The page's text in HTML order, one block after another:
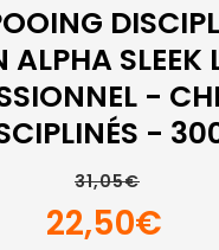
ALPHA SLEEK
-
-
31,05€
22,50€